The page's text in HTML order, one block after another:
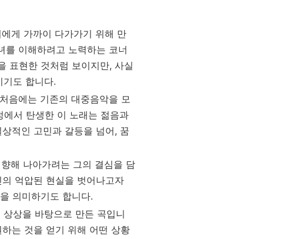
게 가까이 다가가기 위해 만
를 이해하려고 노력하는 코너
표현한 것처럼 보이지만, 사실
도 합니다.
음에는 기존의 대중음악을 모
서 탄생한 이 노래는 젊음과
적인 고민과 갈등을 넘어, 꿈
해 나아가려는 그의 결심을 담
억압된 현실을 벗어나고자
의미하기도 합니다.
상을 바탕으로 만든 곡입니
는 것을 얻기 위해 어떤 상황